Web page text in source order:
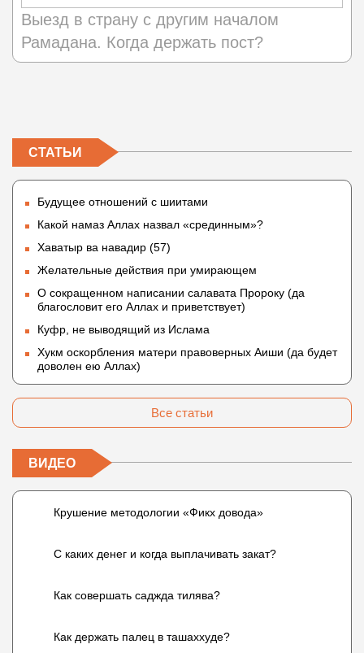
Выезд в страну с другим началом
Рамадана. Когда держать пост?
СТАТЬИ
Будущее отношений с шиитами
Какой намаз Аллах назвал «срединным»?
Хаватыр ва навадир (57)
Желательные действия при умирающем
О сокращенном написании салавата Пророку (да
благословит его Аллах и приветствует)
Куфр, не выводящий из Ислама
Хукм оскорбления матери правоверных Аиши (да будет
доволен ею Аллах)
Все статьи
ВИДЕО
Крушение методологии «Фикх довода»
С каких денег и когда выплачивать закат?
Как совершать саджда тилява?
Как держать палец в ташаххуде?